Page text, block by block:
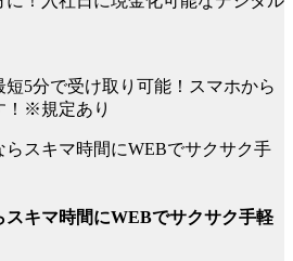
5分で受け取り可能！スマホから
！※規定あり
キマ時間にWEBでサクサク手軽